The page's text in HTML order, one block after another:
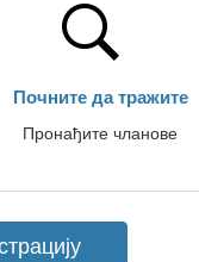
Почните да тражите
Пронађите чланове